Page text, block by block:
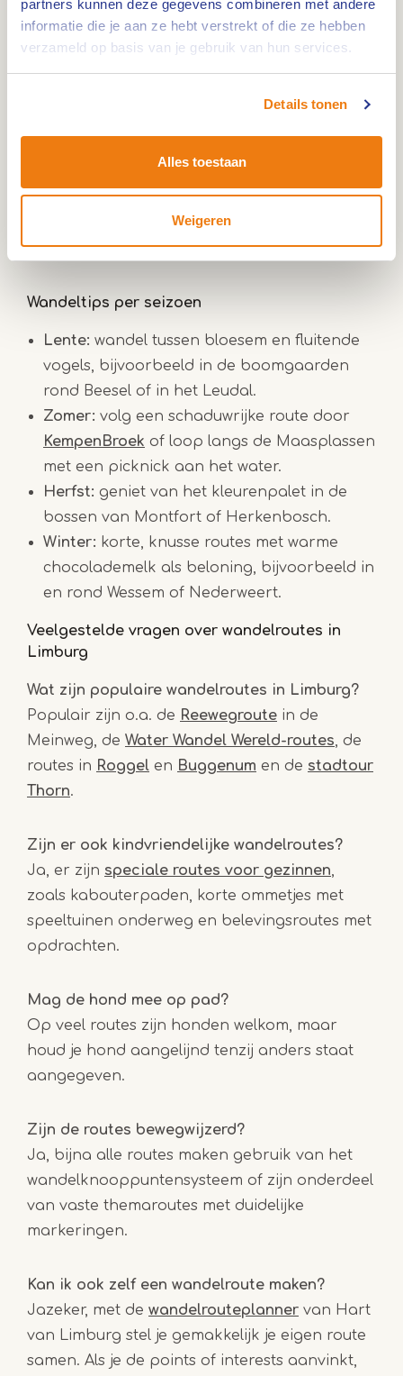
partners kunnen deze gegevens combineren met andere
informatie die je aan ze hebt verstrekt of die ze hebben
verzameld op basis van je gebruik van hun services.
Details tonen
Alles toestaan
Weigeren
Denk aan wandelingen langs kastelen, kerken,
kapelletjes of wijngaarden.
Wil je liever een stadswandeling maken?
zichtbaar in architectuur, kunst en traditie. Zo
zijn de wandelingen niet alleen leuk, maar ook
nog eens leerzaam.
Wandeltips per seizoen
Lente: wandel tussen bloesem en fluitende
vogels, bijvoorbeeld in de boomgaarden
rond Beesel of in het Leudal.
Zomer: volg een schaduwrijke route door
KempenBroek of loop langs de Maasplassen
met een picknick aan het water.
Herfst: geniet van het kleurenpalet in de
bossen van Montfort of Herkenbosch.
Winter: korte, knusse routes met warme
chocolademelk als beloning, bijvoorbeeld in
en rond Wessem of Nederweert.
Veelgestelde vragen over wandelroutes in
Limburg
Wat zijn populaire wandelroutes in Limburg?
Populair zijn o.a. de Reewegroute in de
Meinweg, de Water Wandel Wereld-routes, de
routes in Roggel en Buggenum en de stadtour
Thorn.
Zijn er ook kindvriendelijke wandelroutes?
Ja, er zijn speciale routes voor gezinnen,
zoals kabouterpaden, korte ommetjes met
speeltuinen onderweg en belevingsroutes met
opdrachten.
Mag de hond mee op pad?
Op veel routes zijn honden welkom, maar
houd je hond aangelijnd tenzij anders staat
aangegeven.
Zijn de routes bewegwijzerd?
Ja, bijna alle routes maken gebruik van het
wandelknooppuntensysteem of zijn onderdeel
van vaste themaroutes met duidelijke
markeringen.
Kan ik ook zelf een wandelroute maken?
Jazeker, met de wandelrouteplanner van Hart
van Limburg stel je gemakkelijk je eigen route
samen. Als je de points of interests aanvinkt,